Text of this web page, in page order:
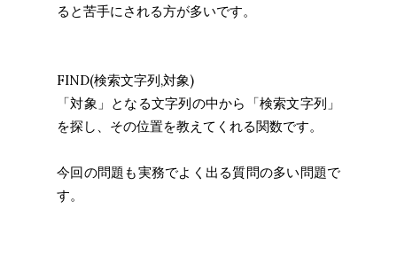
ると苦手にされる方が多いです。
FIND(検索文字列,対象)
「対象」となる文字列の中から「検索文字列」
を探し、その位置を教えてくれる関数です。
今回の問題も実務でよく出る質問の多い問題で
す。